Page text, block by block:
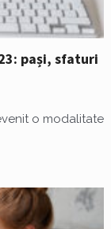
pași, sfaturi
o modalitate